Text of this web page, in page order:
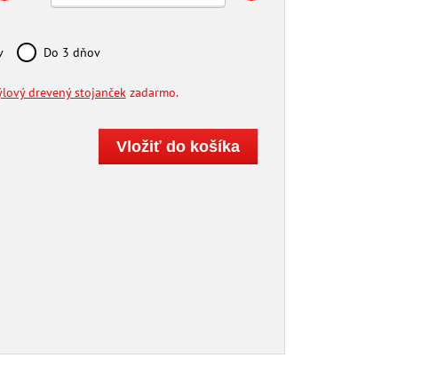
Do 3 dňov
drevený stojančekzadarmo.